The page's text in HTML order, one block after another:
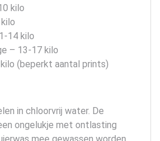
kilo
14 kilo
– 13-17 kilo
(beperkt aantal prints)
in chloorvrij water. De
ongelukje met ontlasting